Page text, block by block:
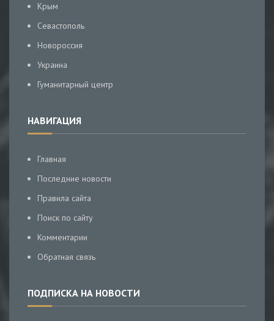
Крым
Севастополь
Новороссия
Украина
Гуманитарный центр
НАВИГАЦИЯ
Главная
Последние новости
Правила сайта
Поиск по сайту
Комментарии
Обратная связь
ПОДПИСКА НА НОВОСТИ